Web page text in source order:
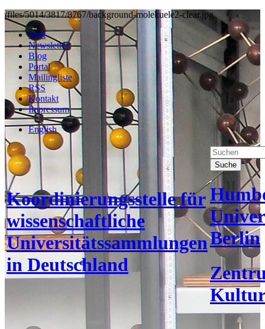
/files/5014/3817/8767/background-molekuele2-clear.jpg
Start
Newsletter
Blog
Portal
Mailingliste
RSS
Kontakt
Impressum
English
Koordinierungsstelle für
wissenschaftliche
Universitätssammlungen
in Deutschland
Suche
Berlin